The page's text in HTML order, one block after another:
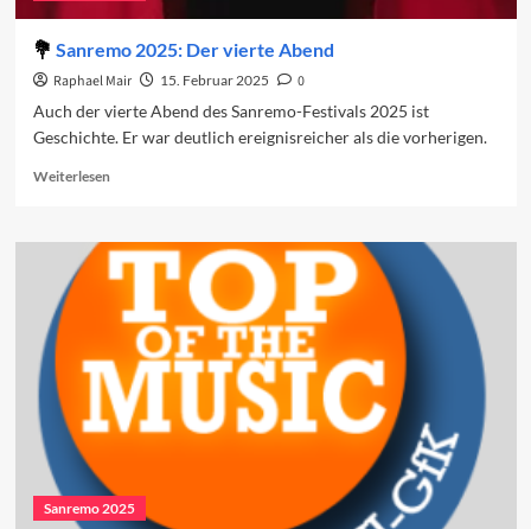
Sanremo 2025: Der vierte Abend
Raphael Mair 15. Februar 2025
0
Auch der vierte Abend des Sanremo-Festivals 2025 ist
Geschichte. Er war deutlich ereignisreicher als die vorherigen.
WeiterlesenRead
Sanremo
2025:
Der
vierte
Abend
Sanremo 2025